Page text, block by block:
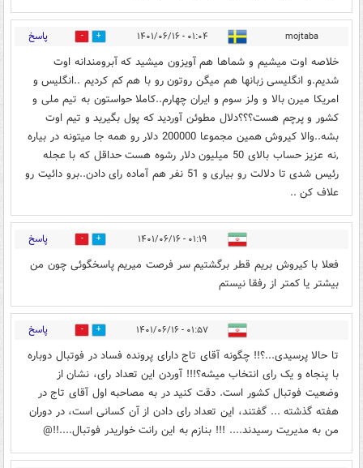
mojtaba ۰۱:۰۴ - ۱۴۰۱/۰۶/۱۶ 2 پاسخ
خلاصه اوت میشیم و شماها هم آویزون میشید که آبرومندانه اوت
شدیم.و انگلیسی زبانها هم میگن روتون رو با هم کم کردیم ..انگلیس و
امریکا میرن بالا و ولز سوم و ایران چهارم..کاملا حواستون به تیم ملی و
کشور و پرچم هست؟؟؟دلال مطوئن آوردید که پول بگیرید و تیم اوت
بشه..والا کیروش همین مجموعا 200000 دلار رو همه جا میتونه در بیاره
,نه عزیز حساب بالای 50 میلیون دلار رشوه هست حداقل که با عجله
رئیس شدی تا دلالت رو بیاری و 51 نفر هم آماده رای دادن..برو دائیت رو
علاف کن ..
۰۱:۱۹ - ۱۴۰۱/۰۶/۱۶ 1 پاسخ
فعلا با کیروش بریم قطر برگشتیم سر فرصت میریم پاسخگوئی چون من
بیشتر یا کمتر از رفقا نیستم
۰۱:۵۷ - ۱۴۰۱/۰۶/۱۶ 3 پاسخ
تا حالا پرسیدی...؟!! چگونه آقای تاج دارای پرونده فساد در فوتبال دوباره
با پنجاه و یک رای انتخاب میشه؟!!! آوردن این تعداد رای، نشان از
وضعیت فوتبال کشور است. دقت کنید‌ در به مصاحبه اول آقای تاج در
هفته گذشته ... گفتند، این تعداد رای دادن از آن کسانی است، در دوران
من به مدیریت رسیدند.... !!! بنازم به این رانت خواریدر فوتبال....!!@